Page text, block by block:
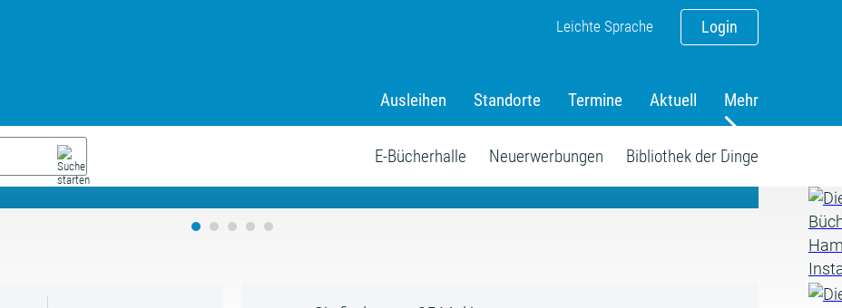
Login
Leichte Sprache
Ausleihen Standorte Termine Aktuell Mehr
E-Bücherhalle Neuerwerbungen Bibliothek der Dinge
Das neue Sommerferienprogramm